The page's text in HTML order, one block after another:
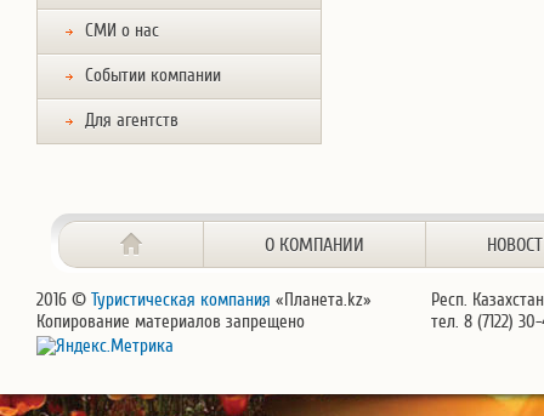
СМИ о нас
Событии компании
Для агентств
О КОМПАНИИ
2016 © Туристическая компания «Планета.kz»
Копирование материалов запрещено
Респ.
тел. 8 (7122)